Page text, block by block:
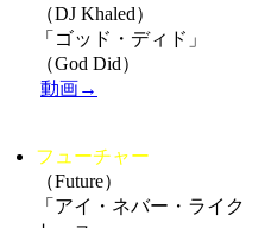
（DJ Khaled）
「ゴッド・ディド」
（God Did）
動画→
フューチャー
（Future）
「アイ・ネバー・ライク